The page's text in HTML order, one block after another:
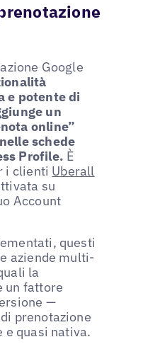
Google
e potente di
un
online”
schede
Profile. È
i clienti Uberall
su
Account
questi
aziende multi-
la
un fattore
—
prenotazione
quasi nativa.